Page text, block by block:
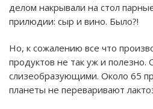
делом накрывали на стол
прилюдии: сыр и вино. Было?!
Но, к сожалению все что
продуктов не так уж и полезно.
слизеобразующими. Около 65
планеты не переваривают